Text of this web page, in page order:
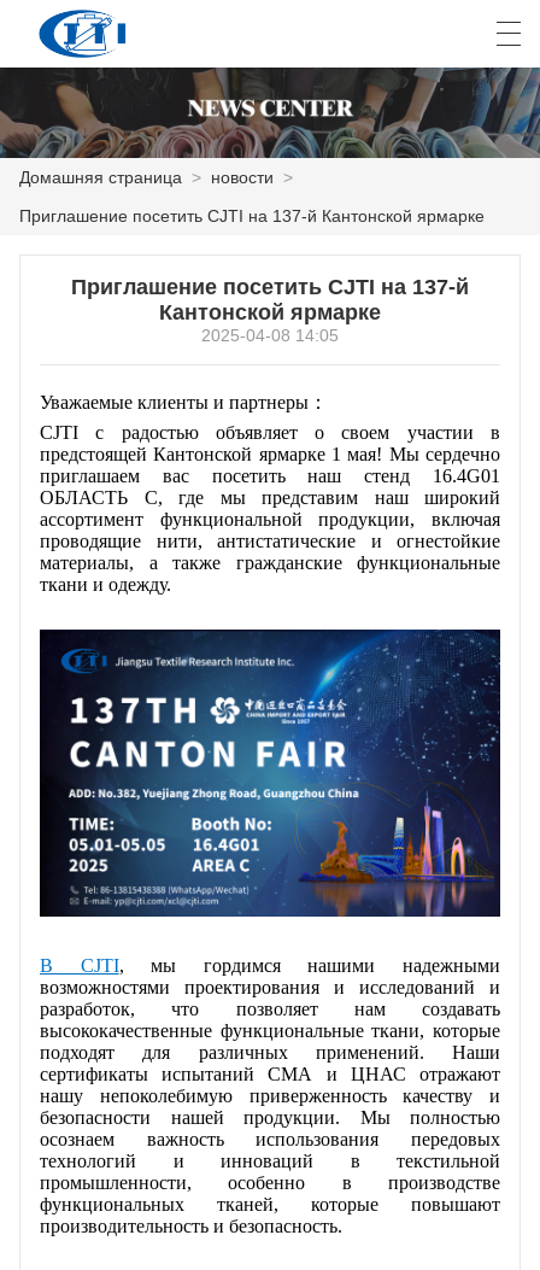
ДОМАШНЯЯ СТРАНИЦА
ПРОДУКТЫ
О НАС
НОВОСТИ
ПРОМЫШЛЕННОСТЬ
СВЯЖИТЕСЬ С НАМИ
العربية česky Deutsch English
Домашняя страница > новости >
Приглашение посетить CJTI на 137-й Кантонской ярмарке
Приглашение посетить CJTI на 137-й
Кантонской ярмарке
2025-04-08 14:05
Уважаемые клиенты и партнеры：
CJTI с радостью объявляет о своем участии в
предстоящей Кантонской ярмарке 1 мая! Мы сердечно
приглашаем вас посетить наш стенд 16.4G01
ОБЛАСТЬ C, где мы представим наш широкий
ассортимент функциональной продукции, включая
проводящие нити, антистатические и огнестойкие
материалы, а также гражданские функциональные
ткани и одежду.
В CJTI, мы гордимся нашими надежными
возможностями проектирования и исследований и
разработок, что позволяет нам создавать
высококачественные функциональные ткани, которые
подходят для различных применений. Наши
сертификаты испытаний СМА и ЦНАС отражают
нашу непоколебимую приверженность качеству и
безопасности нашей продукции. Мы полностью
осознаем важность использования передовых
технологий и инноваций в текстильной
промышленности, особенно в производстве
функциональных тканей, которые повышают
производительность и безопасность.